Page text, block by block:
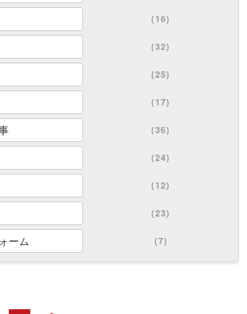
(16)
(32)
(25)
(17)
(36)
(24)
(12)
(23)
ーム (7)